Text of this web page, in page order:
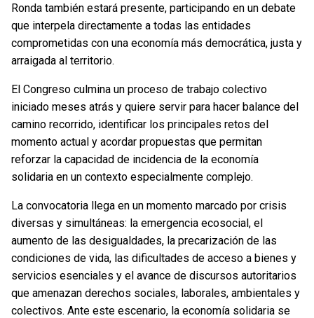
Ronda también estará presente, participando en un debate
que interpela directamente a todas las entidades
comprometidas con una economía más democrática, justa y
arraigada al territorio.
El Congreso culmina un proceso de trabajo colectivo
iniciado meses atrás y quiere servir para hacer balance del
camino recorrido, identificar los principales retos del
momento actual y acordar propuestas que permitan
reforzar la capacidad de incidencia de la economía
solidaria en un contexto especialmente complejo.
La convocatoria llega en un momento marcado por crisis
diversas y simultáneas: la emergencia ecosocial, el
aumento de las desigualdades, la precarización de las
condiciones de vida, las dificultades de acceso a bienes y
servicios esenciales y el avance de discursos autoritarios
que amenazan derechos sociales, laborales, ambientales y
colectivos. Ante este escenario, la economía solidaria se